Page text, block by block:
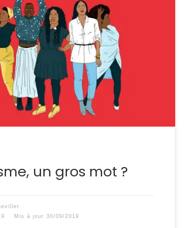
mais quand même ! » Quand mon
ainsi sa diatribe contre ce père de
de confier l’éducation physique de ses
mon sang ne fit qu’un tour. « Ah
suis ! » J’aurais pu demander
[…]
un gros mot ?
Mis à jour 30/09/2019